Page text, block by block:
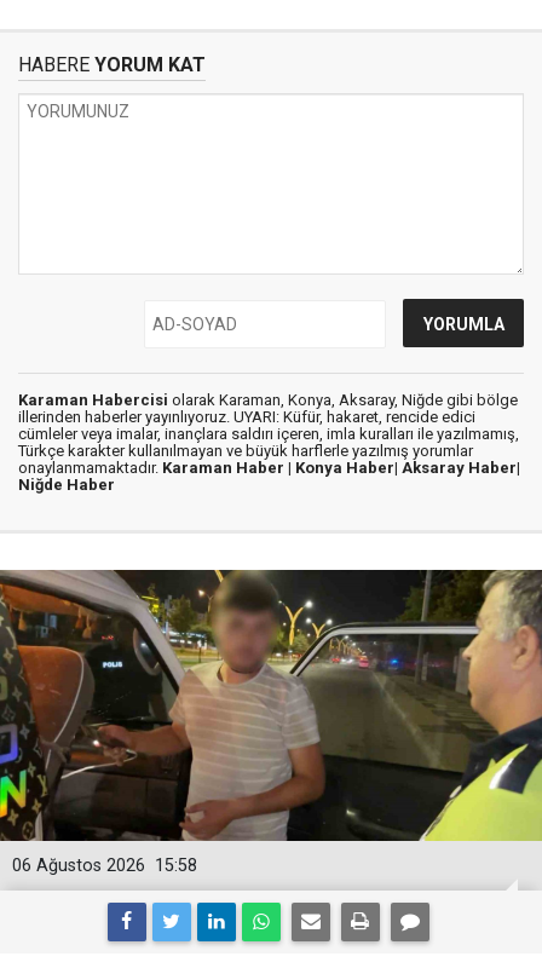
HABERE YORUM KAT
Karaman Habercisi olarak Karaman, Konya, Aksaray, Niğde gibi bölge
illerinden haberler yayınlıyoruz. UYARI: Küfür, hakaret, rencide edici
cümleler veya imalar, inançlara saldırı içeren, imla kuralları ile yazılmamış,
Türkçe karakter kullanılmayan ve büyük harflerle yazılmış yorumlar
onaylanmamaktadır. Karaman Haber | Konya Haber| Aksaray Haber|
Niğde Haber
15:58
06 Ağustos 2026